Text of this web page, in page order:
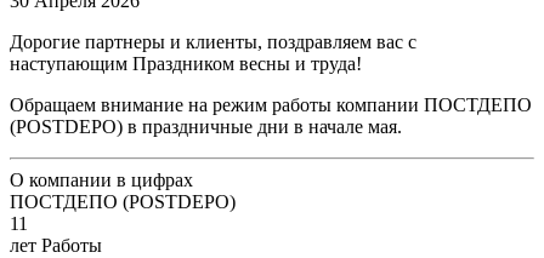
Дорогие партнеры и клиенты, поздравляем вас с
наступающим Праздником весны и труда!
Обращаем внимание на режим работы компании ПОСТДЕПО
(POSTDEPO) в праздничные дни в начале мая.
О компании в цифрах
ПОСТДЕПО (POSTDEPO)
11
лет Работы